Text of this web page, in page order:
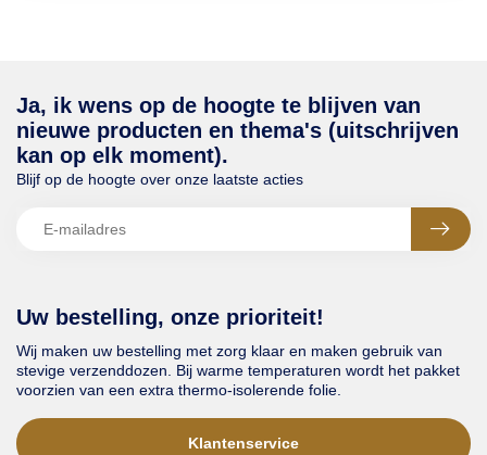
Uw bestelling, onze prioriteit!
Wij maken uw bestelling met zorg klaar en maken gebruik van
stevige verzenddozen. Bij warme temperaturen wordt het pakket
voorzien van een extra thermo-isolerende folie.
Klantenservice
Ja, ik wens op de hoogte te blijven van
nieuwe producten en thema's (uitschrijven
kan op elk moment).
Blijf op de hoogte over onze laatste acties